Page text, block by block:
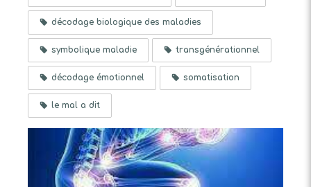
décodage biologique des maladies
symbolique maladie transgénérationnel
décodage émotionnel somatisation
le mal a dit